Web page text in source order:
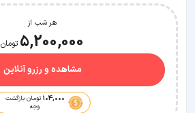
هر شب از
5,200,000 تومان
مشاهده و رزرو آنلاین
104,000 تومان بازگشت
وجه